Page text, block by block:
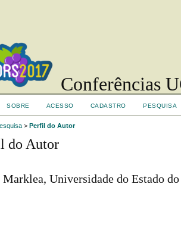
Conferências
SOBRE ACESSO CADASTRO PESQUISA
> Perfil do Autor
do Autor
Marklea, Universidade do Estado